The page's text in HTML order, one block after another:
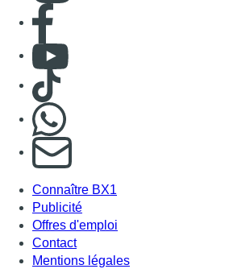
Consulter page Facebook
Consulter Youtube
Consulter TikTok
S'abonner à notre newsletter
Connaître BX1
Publicité
Offres d'emploi
Contact
Mentions légales